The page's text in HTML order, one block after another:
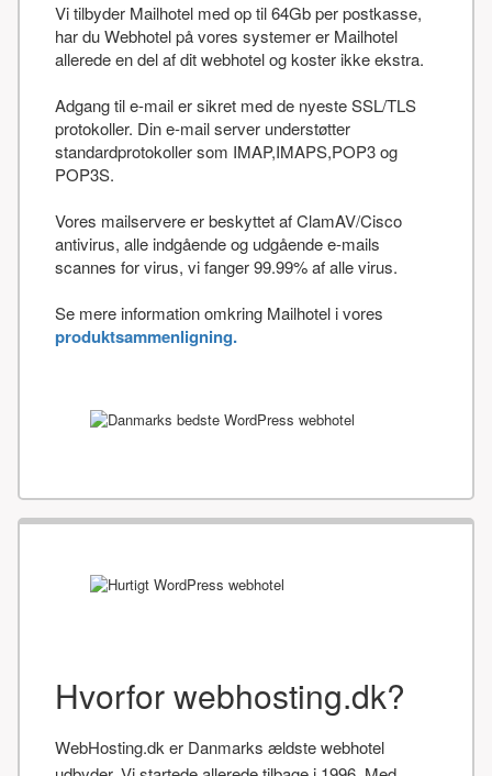
Vi tilbyder Mailhotel med op til 64Gb per postkasse,
har du Webhotel på vores systemer er Mailhotel
allerede en del af dit webhotel og koster ikke ekstra.
Adgang til e-mail er sikret med de nyeste SSL/TLS
protokoller. Din e-mail server understøtter
standardprotokoller som IMAP,IMAPS,POP3 og
POP3S.
Vores mailservere er beskyttet af ClamAV/Cisco
antivirus, alle indgående og udgående e-mails
scannes for virus, vi fanger 99.99% af alle virus.
Se mere information omkring Mailhotel i vores
produktsammenligning.
Hvorfor webhosting.dk?
WebHosting.dk er Danmarks ældste webhotel